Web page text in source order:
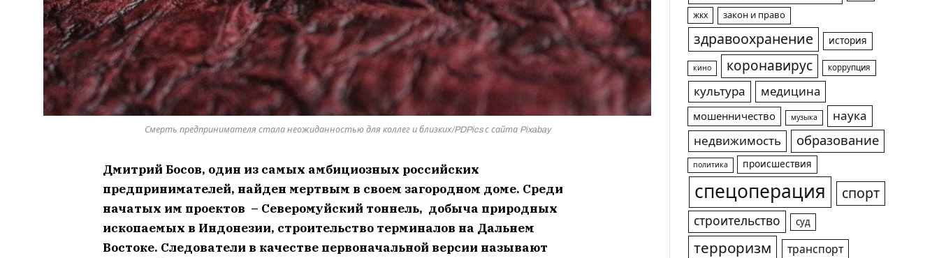
Смерть предпринимателя стала неожиданностью для коллег и близких/PDPics с сайта Pixabay
Дмитрий Босов, один из самых амбициозных российских
предпринимателей, найден мертвым в своем загородном доме. Среди
начатых им проектов – Северомуйский тоннель, добыча природных
ископаемых в Индонезии, строительство терминалов на Дальнем
Востоке. Следователи в качестве первоначальной версии называют
жкх закон и право
здравоохранение история
кино коронавирус коррупция
культура медицина
мошенничество музыка
наука
недвижимость
образование
политика происшествия
спецоперация спорт
строительство суд
терроризм транспорт